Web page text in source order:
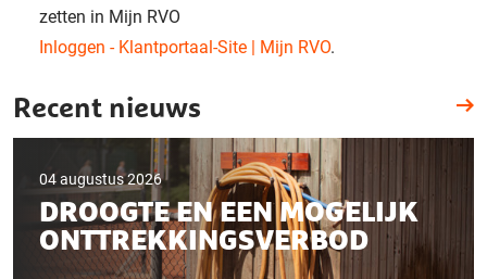
zetten in Mijn RVO
Inloggen - Klantportaal-Site | Mijn RVO.
Recent nieuws
04 augustus 2026
DROOGTE EN EEN MOGELIJK
ONTTREKKINGSVERBOD